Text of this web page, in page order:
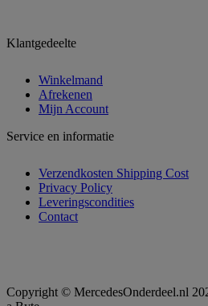
Klantgedeelte
Winkelmand
Afrekenen
Mijn Account
Service en informatie
Verzendkosten Shipping Cost
Privacy Policy
Leveringscondities
Contact
Copyright © MercedesOnderdeel.nl